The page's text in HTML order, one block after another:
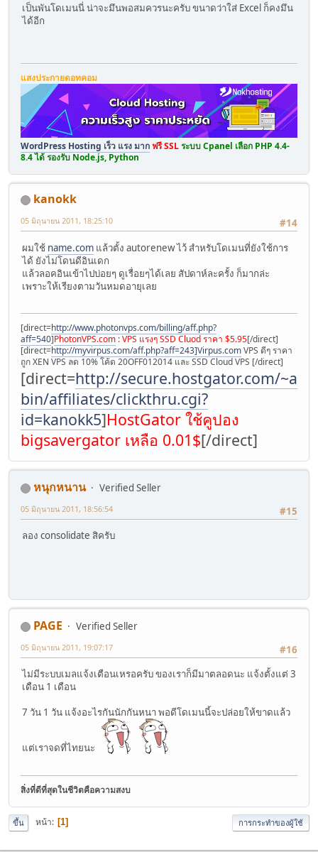
เป็นพันโดเมนนี่ น่าจะมึนพอสมควรนะครับ ขนาดว่าใส่ Excel ก็คงมึน
ได้อีก
แสงประกายดอทคอม
WordPress Hosting เร็ว แรง มากฟรี SSLระบบ Cpanel เลือก PHP 4.4-
8.4 ได้ รองรับ Node.js, Python
kanokk
#14
05 มิถุนายน 2011, 18:25:10
ผมใช้ name.com แล้วตั้ง autorenew ไว้ สำหรับโดเมนที่ยังใช้การ
ได้ ยังไม่โดนดีอินเดก
แล้วลอคอินเข้าไปบ่อยๆ ดูเรื่อยๆได้เลย สัปดาห์ละครั้ง ก็มากล่ะ
เพราะให้เรียงตามวันหมดอายุเลย
[direct=http://www.photonvps.com/billing/aff.php?
aff=540]PhotonVPS.com : VPS แรงๆ SSD Cluod ราคา $5.95[/direct]
[direct=http://myvirpus.com/aff.php?aff=243]Virpus.comVPS ดีๆ ราคา
ถูก XEN VPS ลด 10% โค้ด 20OFF012014 และ SSD Cloud VPS [/direct]
[direct=http://secure.hostgator.com/
bin/affiliates/clickthru.cgi?
id=kanokk5]HostGator ใช้คูปอง
bigsavergator เหลือ 0.01$[/direct]
หนุกหนาน
Verified Seller
#15
05 มิถุนายน 2011, 18:56:54
ลอง consolidate สิครับ
PAGE
Verified Seller
#16
05 มิถุนายน 2011, 19:07:17
ไม่มีระบบเมลแจ้งเตือนเหรอครับ ของเราก็มีมาตลอดนะ แจ้งตั้งแต่ 3
เดือน 1 เดือน
7 วัน 1 วัน แจ้งอะไรกันนักกันหนา พอดีโดเมนนี้จะปล่อยให้ขาดแล้ว
แต่เราจดที่ไทยนะ
สิ่งที่ดีที่สุดในชีวิตคือความสงบ
ขึ้น หน้า 1 การกระทำของผู้ใช้